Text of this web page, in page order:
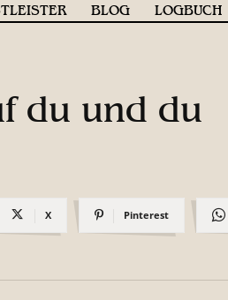
BLOG LOGBUCH
du und du
X Pinterest